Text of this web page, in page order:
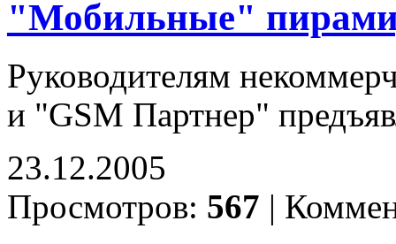
"Мобильные"
Руководителям
и "GSM Партнер"
23.12.2005
Просмотров: 567 |